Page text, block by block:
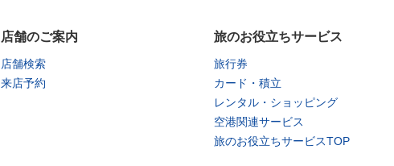
店舗のご案内
店舗検索
来店予約
旅のお役立ちサービス
旅行券
カード・積立
レンタル・ショッピング
空港関連サービス
旅のお役立ちサービスTOP